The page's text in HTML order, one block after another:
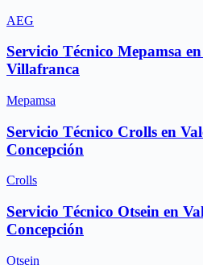
AEG
Servicio Técnico Mepamsa
Villafranca
Mepamsa
Servicio Técnico Crolls en
Concepción
Crolls
Servicio Técnico Otsein en
Concepción
Otsein